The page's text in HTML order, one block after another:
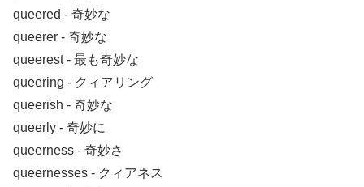
queered ‐ 奇妙な
queerer ‐ 奇妙な
queerest ‐ 最も奇妙な
queering ‐ クィアリング
queerish ‐ 奇妙な
queerly ‐ 奇妙に
queerness ‐ 奇妙さ
queernesses ‐ クィアネス